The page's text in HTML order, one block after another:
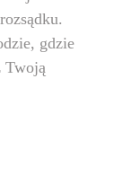
gdzie
Twoją